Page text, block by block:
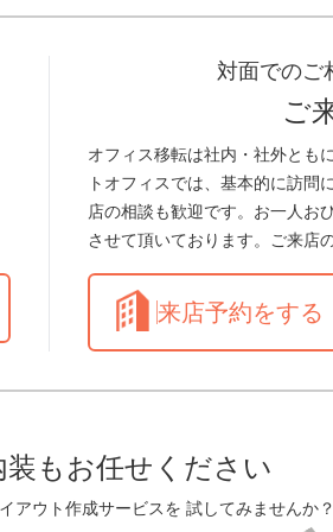
対面でのご
ご
オフィス移転は社内・社外とも
トオフィスでは、基本的に訪問
店の相談も歓迎です。お一人お
させて頂いております。ご来店
来店予約をする
もお任せください
アウト作成サービスを 試してみませんか？